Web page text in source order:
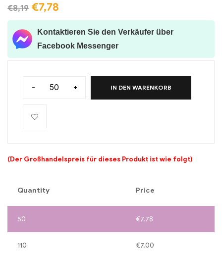
€8,19 €7,78
Kontaktieren Sie den Verkäufer über
Facebook Messenger
- + IN DEN WARENKORB
(Der Großhandelspreis für dieses Produkt ist wie folgt)
Quantity Price
50 €7,78
110 €7,00